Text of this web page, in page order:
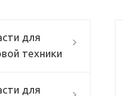
для
техники
для